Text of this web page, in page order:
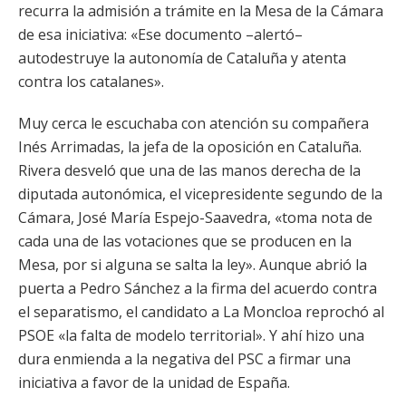
recurra la admisión a trámite en la Mesa de la Cámara
de esa iniciativa: «Ese documento –alertó–
autodestruye la autonomía de Cataluña y atenta
contra los catalanes».
Muy cerca le escuchaba con atención su compañera
Inés Arrimadas, la jefa de la oposición en Cataluña.
Rivera desveló que una de las manos derecha de la
diputada autonómica, el vicepresidente segundo de la
Cámara, José María Espejo-Saavedra, «toma nota de
cada una de las votaciones que se producen en la
Mesa, por si alguna se salta la ley». Aunque abrió la
puerta a Pedro Sánchez a la firma del acuerdo contra
el separatismo, el candidato a La Moncloa reprochó al
PSOE «la falta de modelo territorial». Y ahí hizo una
dura enmienda a la negativa del PSC a firmar una
iniciativa a favor de la unidad de España.